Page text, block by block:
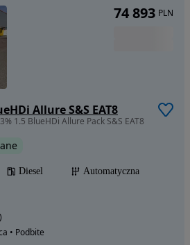
Allure S&S EAT8
1.5 BlueHDi Allure Pack S&S EAT8
Diesel
Automatyczna
• Podbite
74 893 PLN